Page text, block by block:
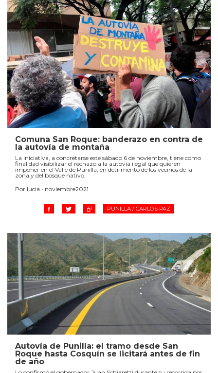
Comuna San Roque: banderazo en contra de
la autovía de montaña
La iniciativa, a concretarse este sábado 6 de noviembre, tiene como
finalidad visibilizar el rechazo a la autovía ilegal que quieren
imponer en el Valle de Punilla, en detrimento de los vecinos de la
zona y del bosque nativo.
Por lucia • noviembre2021
PUNILLA / CARLOS PAZ
Autovía de Punilla: el tramo desde San
Roque hasta Cosquín se licitará antes de fin
de año